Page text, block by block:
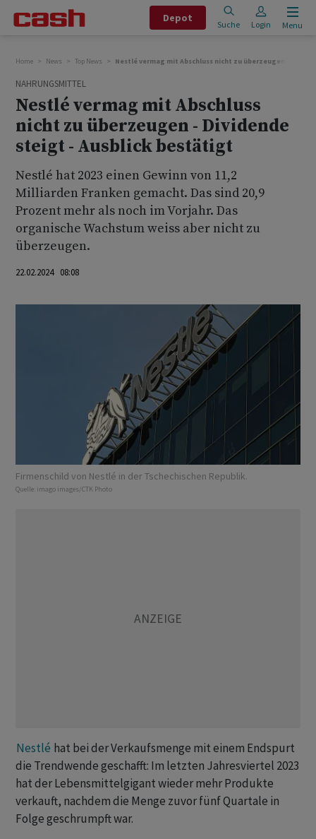
Depot
Suche Login Menu
Home News Top News Nestlé vermag mit Abschluss nicht zu überzeugen -
NAHRUNGSMITTEL
Nestlé vermag mit Abschluss
nicht zu überzeugen - Dividende
steigt - Ausblick bestätigt
Nestlé hat 2023 einen Gewinn von 11,2
Milliarden Franken gemacht. Das sind 20,9
Prozent mehr als noch im Vorjahr. Das
organische Wachstum weiss aber nicht zu
überzeugen.
22.02.2024 08:08
Firmenschild von Nestlé in der Tschechischen Republik.
Quelle: imago images/CTK Photo
Nestlé hat bei der Verkaufsmenge mit einem Endspurt
die Trendwende geschafft: Im letzten Jahresviertel 2023
hat der Lebensmittelgigant wieder mehr Produkte
verkauft, nachdem die Menge zuvor fünf Quartale in
Folge geschrumpft war.